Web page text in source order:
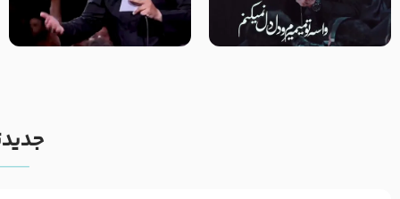
مصداق کربلا – حاج حسین سیب
شور ، حسینا! به‌ حق زهرا «أُنْظُرْ
إِلَینا» – عزاداری شب هفتم ماه